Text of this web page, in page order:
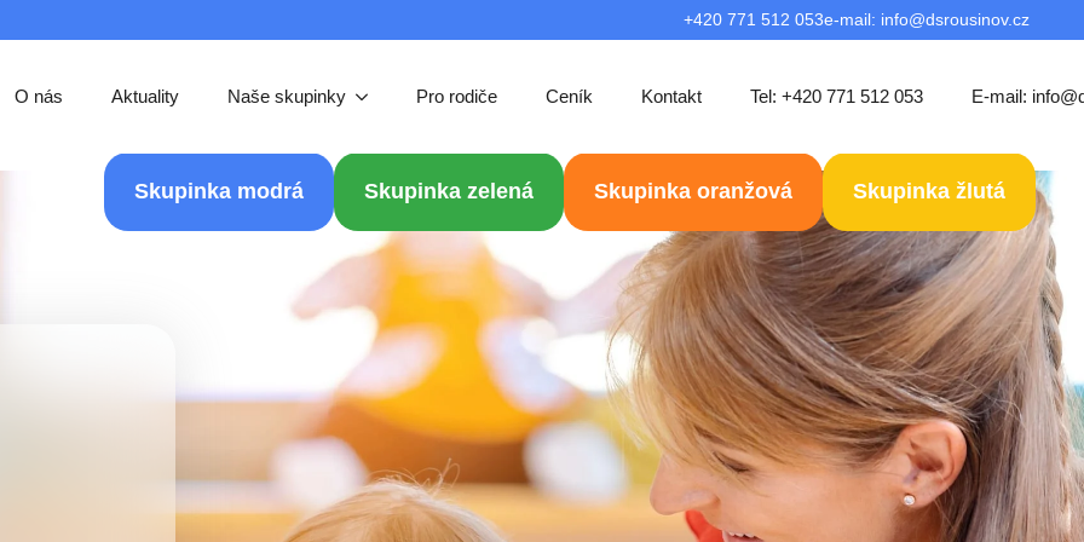
+420 771 512 053e-mail: info@dsrousinov.cz
O nás Aktuality Naše skupinky Pro rodiče Ceník Kontakt Tel: +420 771 512 053 E-mail:
Skupinka modrá Skupinka zelená Skupinka oranžová Skupinka žlutá